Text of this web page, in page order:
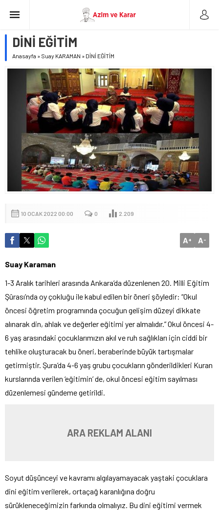
DİNİ EĞİTİM
Anasayfa » Suay KARAMAN » DİNİ EĞİTİM
10 OCAK 2022 00:00 0 2.209
A+ A-
Suay Karaman
1-3 Aralık tarihleri arasında Ankara’da düzenlenen 20. Milli Eğitim
Şûrası’nda oy çokluğu ile kabul edilen bir öneri şöyledir: “Okul
öncesi öğretim programında çocuğun gelişim düzeyi dikkate
alınarak din, ahlak ve değerler eğitimi yer almalıdır.” Okul öncesi 4-
6 yaş arasındaki çocuklarımızın akıl ve ruh sağlıkları için ciddi bir
tehlike oluşturacak bu öneri, beraberinde büyük tartışmalar
getirmiştir. Şura’da 4-6 yaş grubu çocukların gönderildikleri Kuran
kurslarında verilen ‘eğitimin’ de, okul öncesi eğitim sayılması
düzenlemesi gündeme getirildi.
ARA REKLAM ALANI
Soyut düşünceyi ve kavramı algılayamayacak yaştaki çocuklara
dini eğitim verilerek, ortaçağ karanlığına doğru
sürükleneceğimizin farkında olmalıyız. Bu dini eğitimi vermek